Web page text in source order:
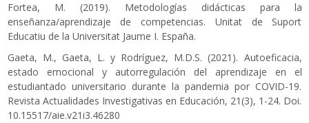
Fortea, M. (2019). Metodologías didácticas para la
enseñanza/aprendizaje de competencias. Unitat de Suport
Educatiu de la Universitat Jaume I. España.
Gaeta, M., Gaeta, L. y Rodríguez, M.D.S. (2021). Autoeficacia,
estado emocional y autorregulación del aprendizaje en el
estudiantado universitario durante la pandemia por COVID-19.
Revista Actualidades Investigativas en Educación, 21(3), 1-24. Doi.
10.15517/aie.v21i3.46280